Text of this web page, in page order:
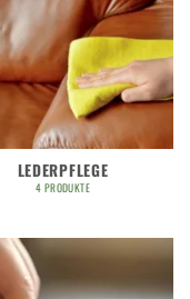
LEDERPFLEGE
4 PRODUKTE